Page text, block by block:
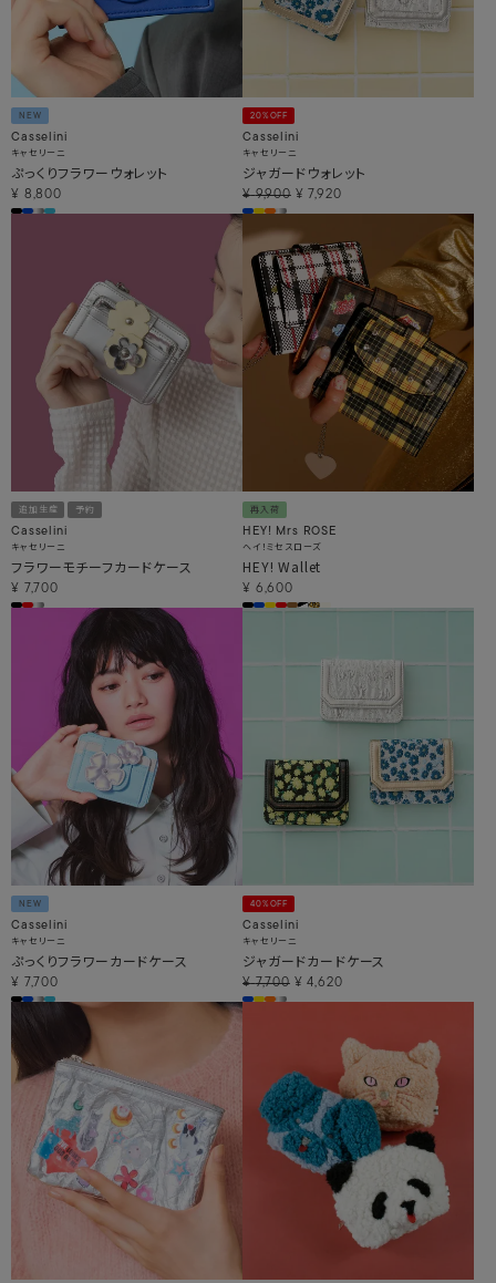
NEW
Casselini
キャセリーニ
ぷっくりフラワーウォレット
¥ 8,800
20%OFF
Casselini
キャセリーニ
ジャガードウォレット
¥ 9,900 ¥ 7,920
追加生産 予約
Casselini
キャセリーニ
フラワーモチーフカードケース
¥ 7,700
再入荷
HEY! Mrs ROSE
ヘイ！ミセスローズ
HEY! Wallet
¥ 6,600
NEW
Casselini
キャセリーニ
ぷっくりフラワーカードケース
¥ 7,700
40%OFF
Casselini
キャセリーニ
ジャガードカードケース
¥ 7,700 ¥ 4,620